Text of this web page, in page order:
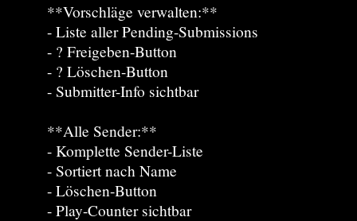
**Vorschläge verwalten:**
- Liste aller Pending-Submissions
- ? Freigeben-Button
- ? Löschen-Button
- Submitter-Info sichtbar
**Alle Sender:**
- Komplette Sender-Liste
- Sortiert nach Name
- Löschen-Button
- Play-Counter sichtbar